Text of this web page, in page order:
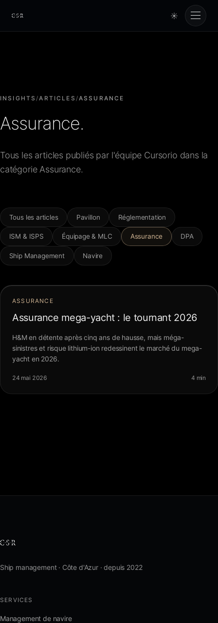
Cursorio
☀
Cursorio Manager
Tools
Insights
FAQ
Contact
INSIGHTS/ARTICLES /ASSURANCE
Assurance.
Tous les articles publiés par l'équipe Cursorio dans la
catégorie Assurance.
Tous les articles Pavillon Réglementation
ISM & ISPS Équipage & MLC Assurance DPA
Ship Management Navire
ASSURANCE
Assurance mega-yacht : le tournant 2026
H&M en détente après cinq ans de hausse, mais méga-
sinistres et risque lithium-ion redessinent le marché du mega-
yacht en 2026.
24 mai 2026 4 min
Ship management · Côte d'Azur · depuis 2022
SERVICES
Management de navire